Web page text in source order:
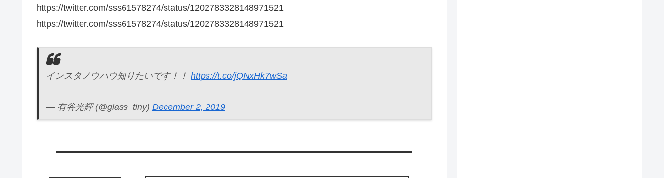
https://twitter.com/sss61578274/status/1202783328148971521
https://twitter.com/sss61578274/status/1202783328148971521
インスタノウハウ知りたいです！！ https://t.co/jQNxHk7wSa
— 有谷光輝 (@glass_tiny) December 2, 2019